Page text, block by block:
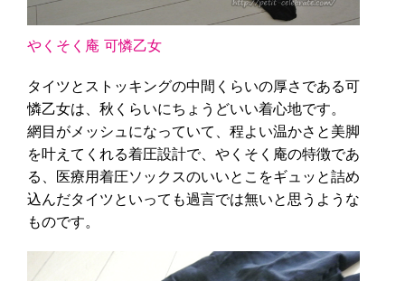
やくそく庵 可憐乙女
タイツとストッキングの中間くらいの厚さである可
憐乙女は、秋くらいにちょうどいい着心地です。
網目がメッシュになっていて、程よい温かさと美脚
を叶えてくれる着圧設計で、やくそく庵の特徴であ
る、医療用着圧ソックスのいいとこをギュッと詰め
込んだタイツといっても過言では無いと思うような
ものです。